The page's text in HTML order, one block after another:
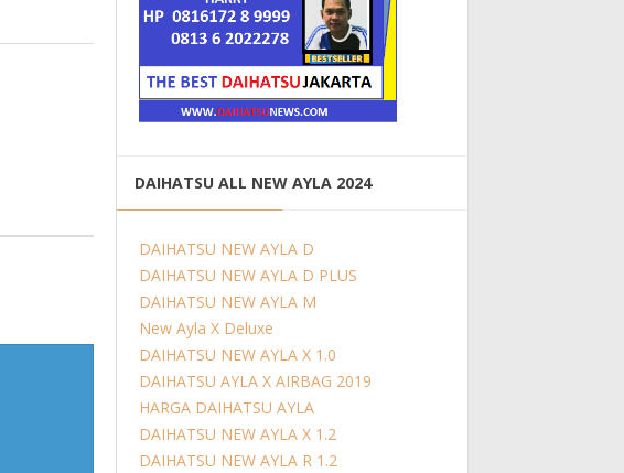
DAIHATSU ALL NEW AYLA 2024
DAIHATSU NEW AYLA D
DAIHATSU NEW AYLA D PLUS
DAIHATSU NEW AYLA M
New Ayla X Deluxe
DAIHATSU NEW AYLA X 1.0
DAIHATSU AYLA X AIRBAG 2019
HARGA DAIHATSU AYLA
DAIHATSU NEW AYLA X 1.2
DAIHATSU NEW AYLA R 1.2